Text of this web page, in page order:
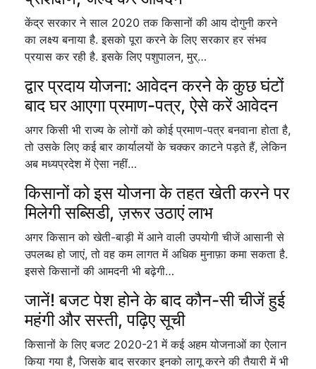
केंद्र सरकार ने साल 2020 तक किसानों की आय दोगुनी करने
का लक्ष्य बनाया है. इसको पूरा करने के लिए सरकार हर संभव
प्रयास कर रही है. इसके लिए पशुपालन, मुर्…
द्वार प्रदाय योजना: आवेदन करने के कुछ घंटों
बाद घर आएगा प्रमाण-पत्र, ऐसे करें आवेदन
अगर किसी भी राज्य के लोगों को कोई प्रमाण-पत्र बनवाना होता है,
तो उसके लिए कई बार कार्यालयों के चक्कर काटने पड़ते हैं, लेकिन
अब मध्यप्रदेश में ऐसा नहीं…
किसानों को इस योजना के तहत खेती करने पर
मिलेगी सब्सिडी, ज़रूर उठाएं लाभ
अगर किसान को खेती-बाड़ी में आने वाली उपयोगी चीजें आसानी से
उपलब्ध हो जाएं, तो वह कम लागत में अधिक मुनाफ़ा कमा सकता है.
इससे किसानों की आमदनी भी बढ़ेगी…
जानें! बजट पेश होने के बाद कौन-सी चीजें हुई
महंगी और सस्ती, पढ़िए सूची
किसानों के लिए बजट 2020-21 में कई अहम योजनाओं का ऐलान
किया गया है, जिसके बाद सरकार इनको लागू करने की तैयारी में भी